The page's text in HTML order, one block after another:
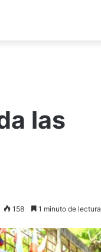
las
158 1 minuto de lectura